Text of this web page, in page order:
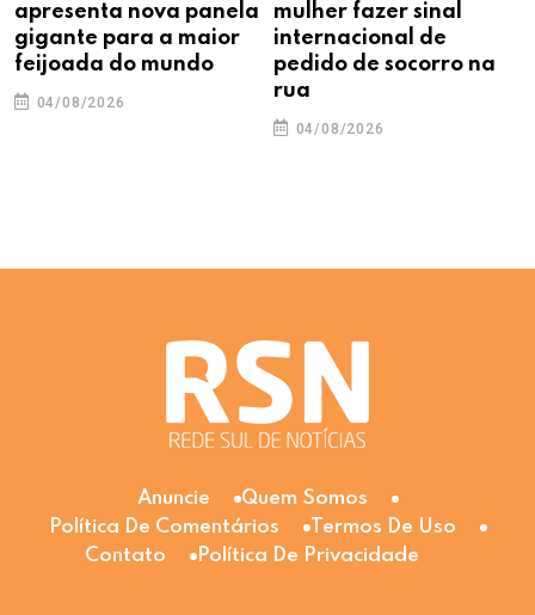
apresenta nova panela
gigante para a maior
feijoada do mundo
04/08/2026
mulher fazer sinal
internacional de
pedido de socorro na
rua
04/08/2026
Anuncie
Quem Somos
Política De Comentários
Termos De Uso
Contato
Política De Privacidade